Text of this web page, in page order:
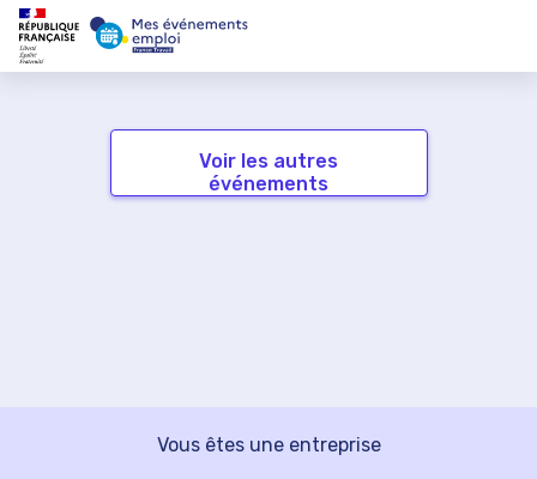
Voir les autres
événements
Vous êtes une entreprise